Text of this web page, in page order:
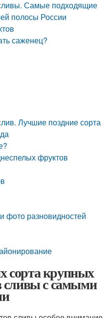
Самые подходящие
полосы России
саженец?
Лучшие поздние сорта
фруктов
фото разновидностей
сорта крупных
сливы с самыми